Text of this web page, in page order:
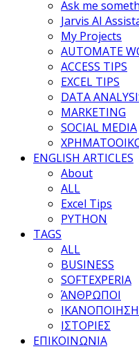
Ask me
Jarvis AI
My Projects
AUTOMATE
ACCESS TIPS
EXCEL TIPS
DATA
MARKETING
SOCIAL MEDIA
ENGLISH ARTICLES
About
ALL
Excel Tips
PYTHON
TAGS
ALL
BUSINESS
SOFTEXPERIA
ΆΝΘΡΩΠΟΙ
ΙΣΤΟΡΙΕΣ
ΕΠΙΚΟΙΝΩΝΙΑ